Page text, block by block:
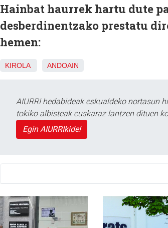
Hainbat haurrek hartu dute
desberdinentzako prestatu
hemen:
KIROLA ANDOAIN
AIURRI hedabideak eskualdeko nortasun
tokiko albisteak euskaraz lantzen dituen
Egin AIURRIkide!